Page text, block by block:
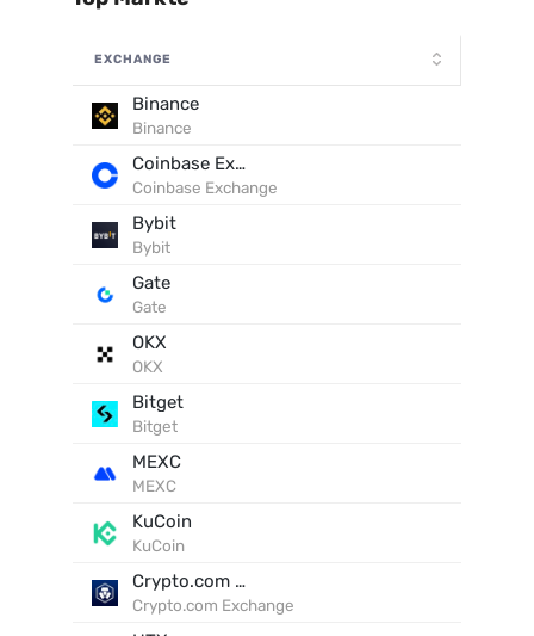
EXCHANGE
Binance
Binance
Coinbase Exchange
Coinbase Exchange
Bybit
Bybit
Gate
Gate
OKX
OKX
Bitget
Bitget
MEXC
MEXC
KuCoin
KuCoin
Crypto.com Exchange
Crypto.com Exchange